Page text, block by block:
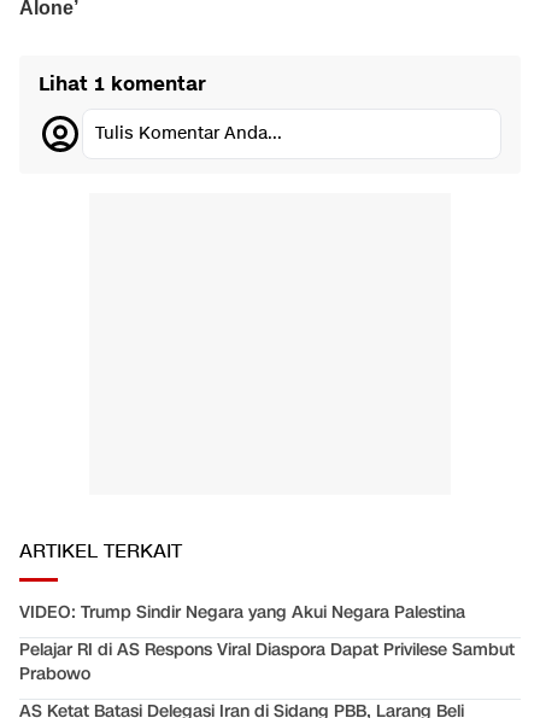
Lihat 1 komentar
Tulis Komentar Anda...
ARTIKEL TERKAIT
VIDEO: Trump Sindir Negara yang Akui Negara Palestina
Pelajar RI di AS Respons Viral Diaspora Dapat Privilese Sambut
Prabowo
AS Ketat Batasi Delegasi Iran di Sidang PBB, Larang Beli